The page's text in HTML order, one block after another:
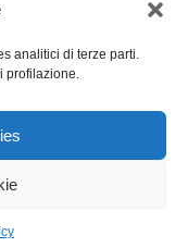
analitici di terze parti.
profilazione.
sito